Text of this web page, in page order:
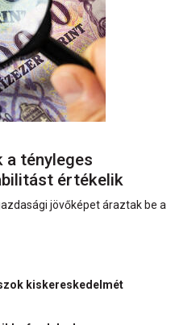
tényleges
értékelik
jövőképet áraztak be a
kiskereskedelmét